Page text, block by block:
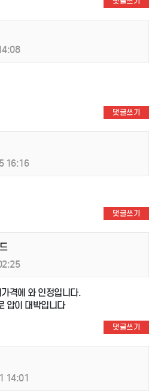
댓글쓰기
16:16
댓글쓰기
격에 와 인정입니다.
압이 대박입니다
댓글쓰기
14:01